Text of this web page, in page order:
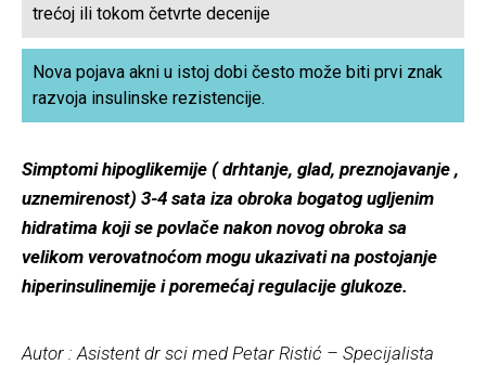
trećoj ili tokom četvrte decenije
Nova pojava akni u istoj dobi često može biti prvi znak
razvoja insulinske rezistencije.
Simptomi hipoglikemije ( drhtanje, glad, preznojavanje ,
uznemirenost) 3-4 sata iza obroka bogatog ugljenim
hidratima koji se povlače nakon novog obroka sa
velikom verovatnoćom mogu ukazivati na postojanje
hiperinsulinemije i poremećaj regulacije glukoze.
Autor : Asistent dr sci med Petar Ristić – Specijalista